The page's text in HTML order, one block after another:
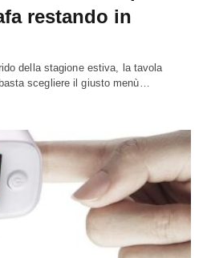
restando in
della stagione estiva, la tavola
scegliere il giusto menù…